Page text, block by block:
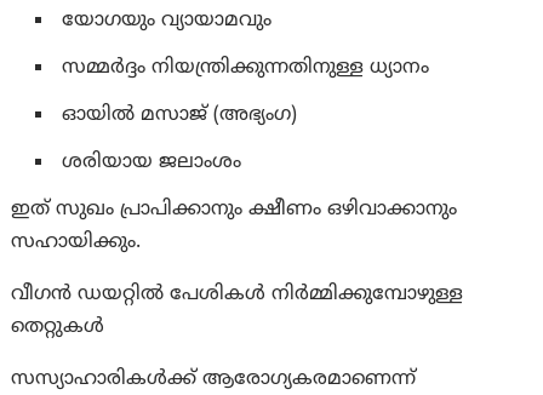
യോഗയും വ്യായാമവും
സമ്മർദ്ദം നിയന്ത്രിക്കുന്നതിനുള്ള ധ്യാനം
ഓയിൽ മസാജ് (അഭ്യംഗ)
ശരിയായ ജലാംശം
ഇത് സുഖം പ്രാപിക്കാനും ക്ഷീണം ഒഴിവാക്കാനും
സഹായിക്കും.
വീഗൻ ഡയറ്റിൽ പേശികൾ നിർമ്മിക്കുമ്പോഴുള്ള
തെറ്റുകൾ
സസ്യാഹാരികൾക്ക് ആരോഗ്യകരമാണെന്ന്